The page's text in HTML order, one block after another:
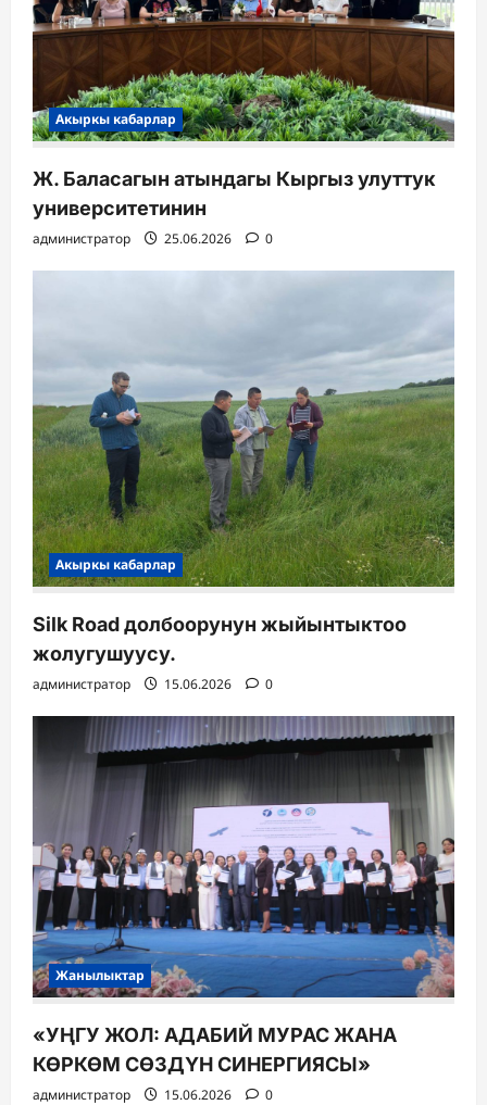
Акыркы кабарлар
Ж. Баласагын атындагы Кыргыз улуттук
университетинин
администратор 25.06.2026 0
Акыркы кабарлар
Silk Road долбоорунун жыйынтыктоо
жолугушуусу.
администратор 15.06.2026 0
Жанылыктар
«УҢГУ ЖОЛ: АДАБИЙ МУРАС ЖАНА
КӨРКӨМ СӨЗДҮН СИНЕРГИЯСЫ»
администратор 15.06.2026 0